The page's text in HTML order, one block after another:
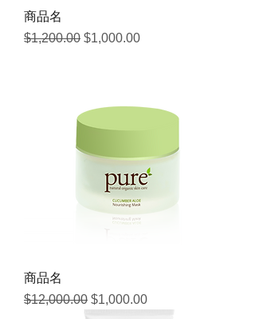
商品名
通常価格
$1,200.00 セール価格
$1,000.00
商品名
通常価格
$12,000.00 セール価格
$1,000.00